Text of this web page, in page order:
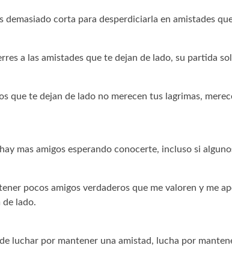
demasiado corta para desperdiciarla en amistades
a las amistades que te dejan de lado, su partida
que te dejan de lado no merecen tus lagrimas,
mas amigos esperando conocerte, incluso si
pocos amigos verdaderos que me valoren y me
de lado.
luchar por mantener una amistad, lucha por